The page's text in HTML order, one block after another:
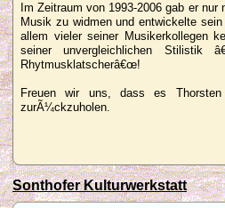
Im Zeitraum von 1993-2006 gab er
Musik zu widmen und entwickelte
allem vieler seiner Musikerkollegen
seiner unvergleichlichen Stilistik
Rhytmusklatscherâ€œ!
Freuen wir uns, dass es
zurÃ¼ckzuholen.
Sonthofer Kulturwerkstatt